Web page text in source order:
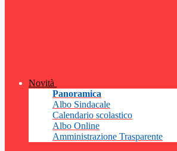
Novità
Panoramica
Albo Sindacale
Calendario scolastico
Albo Online
Amministrazione Trasparente